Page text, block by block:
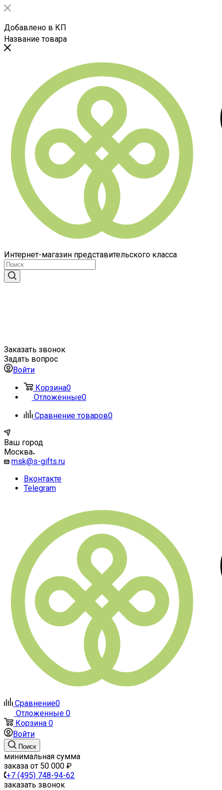
Добавлено в КП
Название товара
Интернет-магазин представительского класса
Заказать звонок
Задать вопрос
Войти
Корзина0
Отложенные0
Сравнение товаров0
Ваш город
Москва
msk@s-gifts.ru
Вконтакте
Telegram
Сравнение0
Отложенные 0
Корзина 0
Войти
Поиск
минимальная сумма
заказа от 50 000 ₽
+7 (495) 748-94-62
заказать звонок